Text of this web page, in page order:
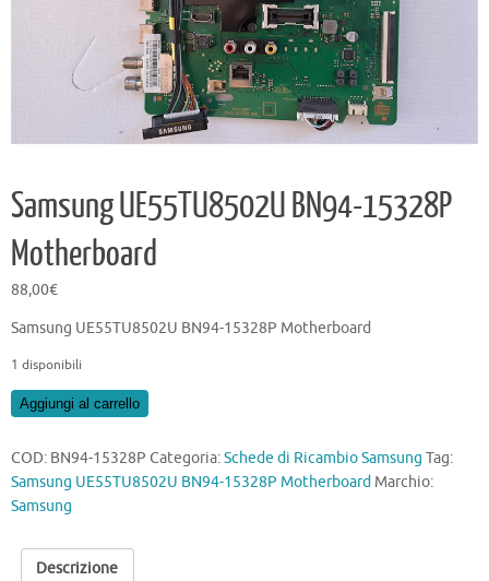
Samsung UE55TU8502U BN94-15328P
Motherboard
88,00€
Samsung UE55TU8502U BN94-15328P Motherboard
1 disponibili
Samsung
BN94-
15328P
Motherboard
Aggiungi al carrello
COD: BN94-15328P Categoria:Schede di Ricambio Samsung Tag:
Samsung UE55TU8502U BN94-15328P Motherboard Marchio:
Samsung
Descrizione